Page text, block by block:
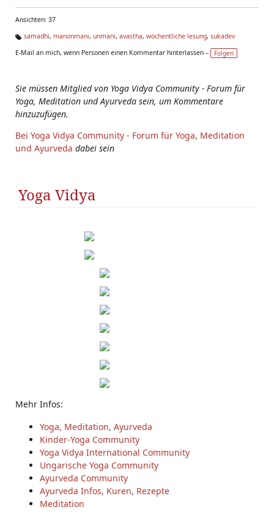
Ansichten: 37
g
samadhi, manonmani, unmani, avastha, wöchentliche lesung, sukadev
E-Mail an mich, wenn Personen einen Kommentar hinterlassen –
Folgen
Sie müssen Mitglied von Yoga Vidya Community - Forum für
Yoga, Meditation und Ayurveda sein, um Kommentare
hinzuzufügen.
Bei Yoga Vidya Community - Forum für Yoga, Meditation
und Ayurveda dabei sein
Yoga Vidya
Mehr Infos:
Yoga, Meditation, Ayurveda
Kinder-Yoga Community
Yoga Vidya International Community
Ungarische Yoga Community
Ayurveda Community
Ayurveda Infos, Kuren, Rezepte
Meditation